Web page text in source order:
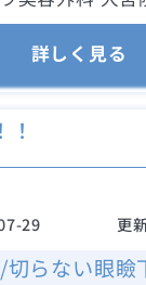
詳しく見る
29 更
らない眼瞼